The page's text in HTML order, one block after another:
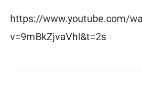
https://www.youtube.com/
v=9mBkZjvaVhI&t=2s